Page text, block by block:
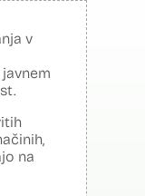
v
na